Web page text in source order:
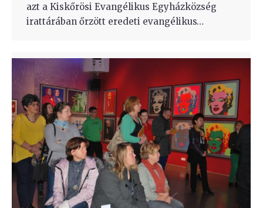
azt a Kiskőrösi Evangélikus Egyházközség
irattárában őrzött eredeti evangélikus…